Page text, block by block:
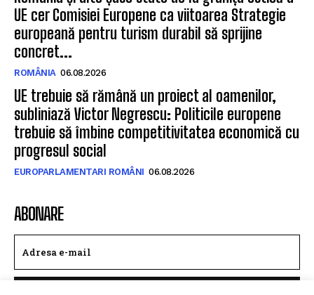
România și alte șase state de la granița estică a
UE cer Comisiei Europene ca viitoarea Strategie
europeană pentru turism durabil să sprijine
concret...
UE trebuie să rămână un proiect al oamenilor,
subliniază Victor Negrescu: Politicile europene
trebuie să îmbine competitivitatea economică cu
progresul social
ABONARE